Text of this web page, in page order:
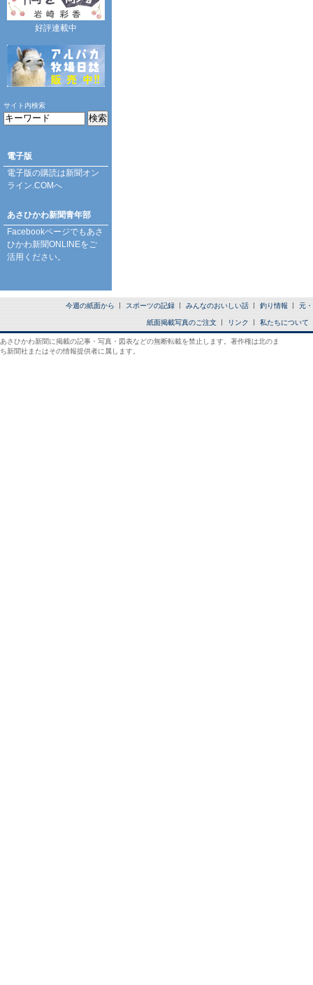
好評連載中
サイト内検索
電子版
電子版の購読は新聞オン
ライン.COMへ
あさひかわ新聞青年部
Facebookページでもあさ
ひかわ新聞ONLINEをご
活用ください。
今週の紙面から スポーツの記録 みんなのおいしい話 釣り情報 元
紙面掲載写真のご注文 リンク 私たちについて
あさひかわ新聞に掲載の記事・写真・図表などの無断転載を禁止します。著作権は北のま
ち新聞社またはその情報提供者に属します。